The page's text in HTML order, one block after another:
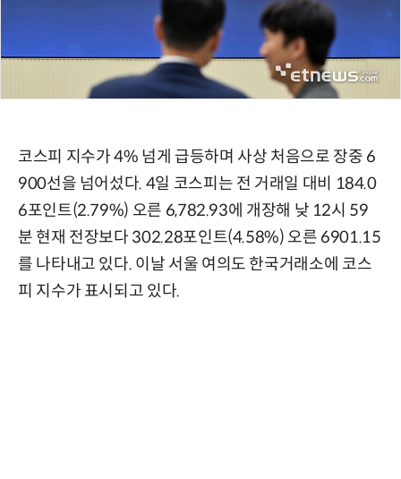
코스피 지수가 4% 넘게 급등하며 사상 처음으로 장중 6
900선을 넘어섰다. 4일 코스피는 전 거래일 대비 184.0
6포인트(2.79%) 오른 6,782.93에 개장해 낮 12시 59
분 현재 전장보다 302.28포인트(4.58%) 오른 6901.15
를 나타내고 있다. 이날 서울 여의도 한국거래소에 코스
피 지수가 표시되고 있다.